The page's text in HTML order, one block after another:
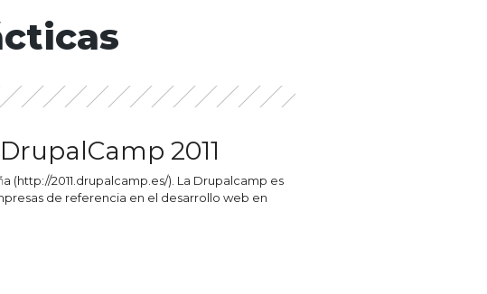
2011
(http://2011.drupalcamp.es/). La Drupalcamp es
de referencia en el desarrollo web en